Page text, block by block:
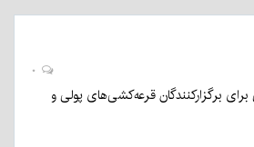
برگزارکنندگان قرعه‌کشی‌های پولی و